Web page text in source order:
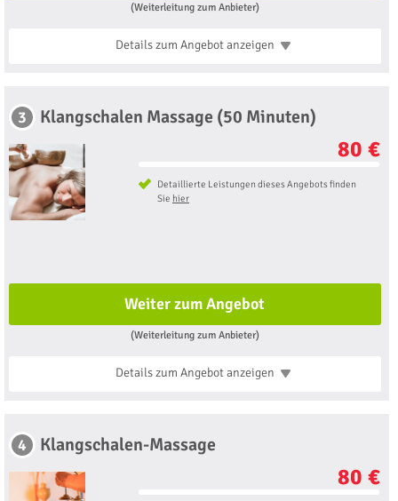
(Weiterleitung zum Anbieter)
Details zum Angebotanzeigen
3 Klangschalen Massage (50 Minuten)
80 €
Detaillierte Leistungen dieses Angebots finden
Sie hier
Weiter zum Angebot
(Weiterleitung zum Anbieter)
Details zum Angebotanzeigen
4 Klangschalen-Massage
80 €